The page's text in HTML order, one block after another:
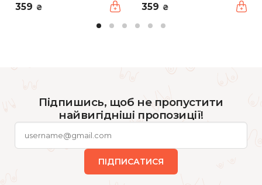
359 ₴ 359 ₴
Підпишись, щоб не пропустити
найвигідніші пропозиції!
ПІДПИСАТИСЯ